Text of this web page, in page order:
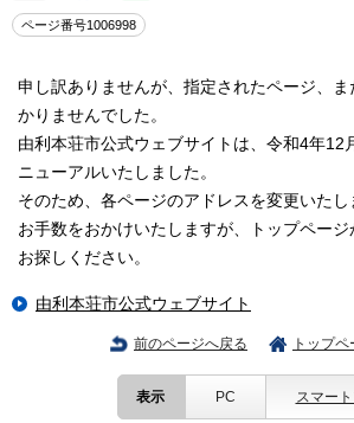
ページ番号1006998
申し訳ありませんが、指定されたページ、
かりませんでした。
由利本荘市公式ウェブサイトは、令和4年12
ニューアルいたしました。
そのため、各ページのアドレスを変更いたし
お手数をおかけいたしますが、トップペー
お探しください。
由利本荘市公式ウェブサイト
前のページへ戻る トップ
表示 PC スマー